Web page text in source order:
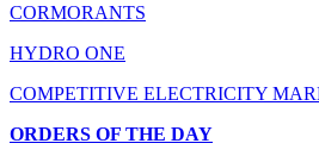
CORMORANTS
HYDRO ONE
COMPETITIVE ELECTRICITY
ORDERS OF THE DAY